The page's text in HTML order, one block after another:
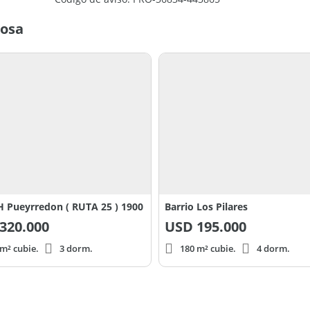
Pueyrredon ( RUTA 25 ) 1900
320.000
cubie. 3 dorm.
Barrio Los Pilares
USD 195.000
180 m² cubie. 4 dorm.